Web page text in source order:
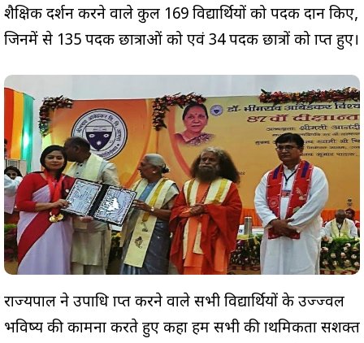
शैक्षिक प्रदर्शन करने वाले कुल 169 विद्यार्थियों को पदक प्रदान किए,
जिनमें से 135 पदक छात्राओं को एवं 34 पदक छात्रों को प्राप्त हुए।
राज्यपाल ने उपाधि प्राप्त करने वाले सभी विद्यार्थियों के उज्ज्वल
भविष्य की कामना करते हुए कहा हम सभी की प्राथमिकता सशक्त